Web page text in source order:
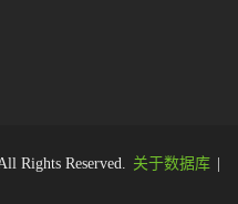
Rights Reserved. 关于数据库